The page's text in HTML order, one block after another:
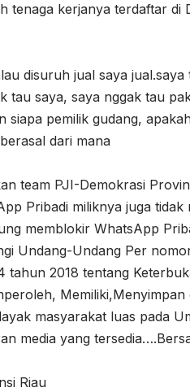
tenaga kerjanya terdaftar di
disuruh jual saya
tau saya, saya nggak tau
siapa pemilik gudang,
dari mana
team PJI-Demokrasi
Pribadi miliknya juga tidak
memblokir WhatsApp
Undang-Undang Per
tahun 2018 tentang
Memiliki,Menyimpan
masyarakat luas pada
media yang
Riau